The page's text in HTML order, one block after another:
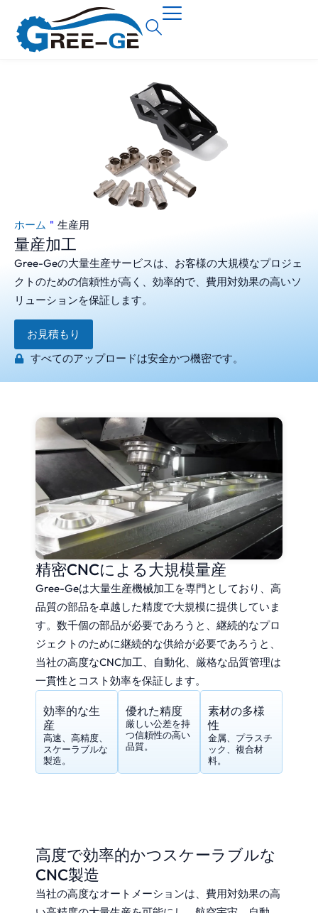
ホーム " 生産用
量産加工
Gree-Geの大量生産サービスは、お客様の大規模なプロジェ
クトのための信頼性が高く、効率的で、費用対効果の高いソ
リューションを保証します。
お見積もり
すべてのアップロードは安全かつ機密です。
精密CNCによる大規模量産
Gree-Geは大量生産機械加工を専門としており、高
品質の部品を卓越した精度で大規模に提供していま
す。数千個の部品が必要であろうと、継続的なプロ
ジェクトのために継続的な供給が必要であろうと、
当社の高度なCNC加工、自動化、厳格な品質管理は
一貫性とコスト効率を保証します。
効率的な生
産
高速、高精度、
スケーラブルな
製造。
優れた精度
厳しい公差を持
つ信頼性の高い
品質。
素材の多様
性
金属、プラスチ
ック、複合材
料。
高度で効率的かつスケーラブルな
CNC製造
当社の高度なオートメーションは、費用対効果の高